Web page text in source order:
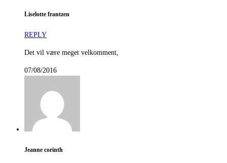
Liselotte frantzen
REPLY
Det vil være meget velkomment,
07/08/2016
Jeanne corinth